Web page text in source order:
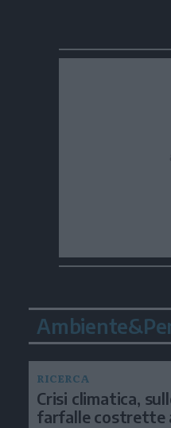
RICERCA
Crisi climatica,
farfalle costrette